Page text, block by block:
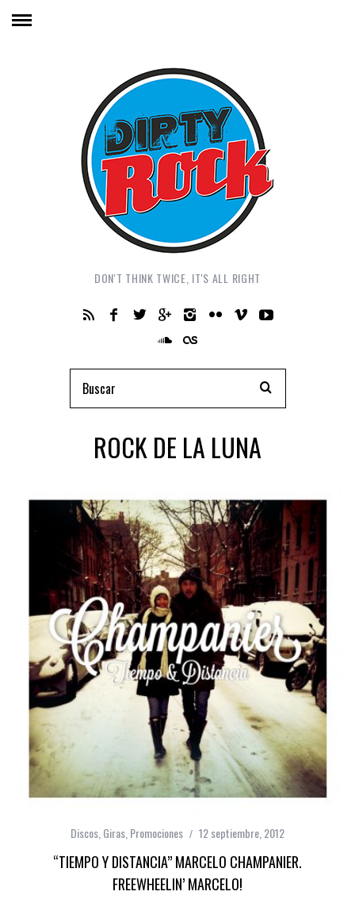
DON'T THINK TWICE, IT'S ALL RIGHT
ROCK DE LA LUNA
Discos Giras Promociones 12 septiembre, 2012
“TIEMPO Y DISTANCIA” MARCELO CHAMPANIER.
FREEWHEELIN’ MARCELO!